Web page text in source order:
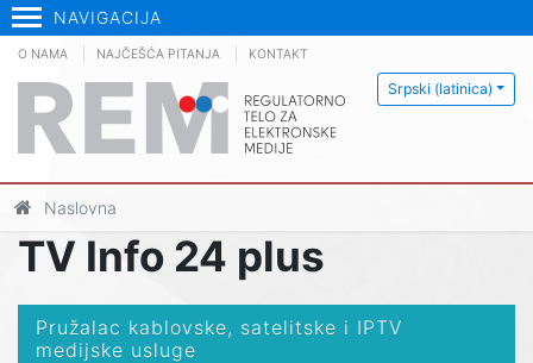
NAVIGACIJA
Srpski (latinica)
O NAMA NAJČEŠĆA PITANJA KONTAKT
Naslovna
TV Info 24 plus
Pružalac kablovske, satelitske i IPTV
medijske usluge